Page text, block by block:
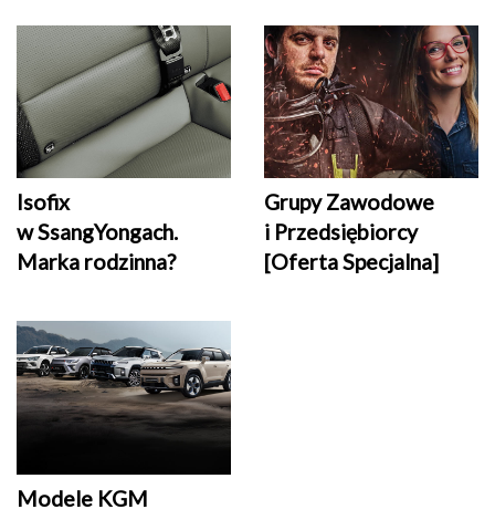
Isofix
w SsangYongach.
Marka rodzinna?
Grupy Zawodowe
i Przedsiębiorcy
[Oferta Specjalna]
Modele KGM